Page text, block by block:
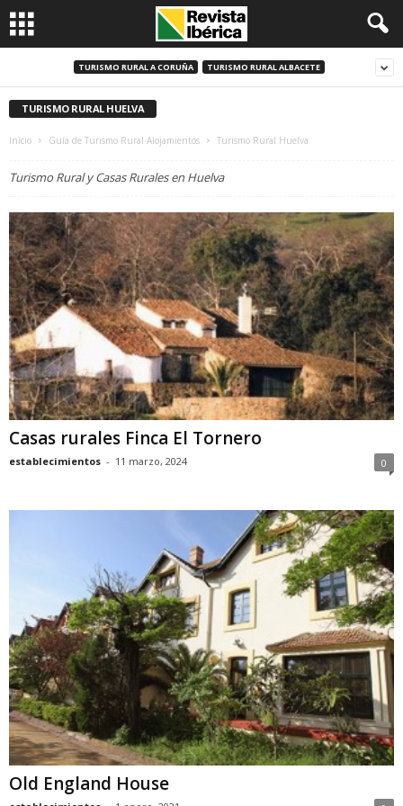
TURISMO RURAL A CORUÑA TURISMO RURAL ALBACETE
TURISMO RURAL HUELVA
Inicio Guía de Turismo Rural Alojamientos Turismo Rural Huelva
Turismo Rural y Casas Rurales en Huelva
Casas rurales Finca El Tornero
establecimientos - 11 marzo, 2024 0
Old England House